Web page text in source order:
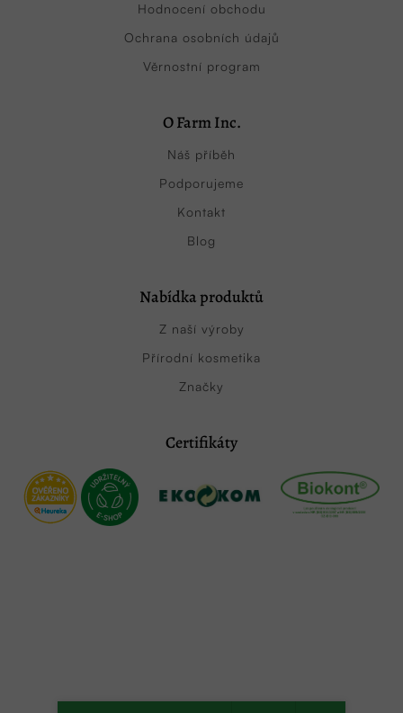
Hodnocení obchodu
Ochrana osobních údajů
Věrnostní program
O Farm Inc.
Náš příběh
Podporujeme
Kontakt
Blog
Nabídka produktů
Z naší výroby
Přírodní kosmetika
Značky
Certifikáty